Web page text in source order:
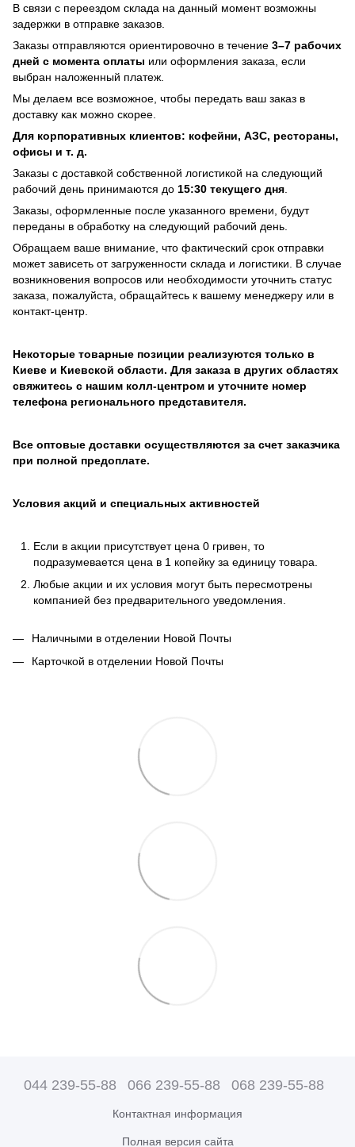
В связи с переездом склада на данный момент возможны
задержки в отправке заказов.
Заказы отправляются ориентировочно в течение 3–7 рабочих
дней с момента оплаты или оформления заказа, если
выбран наложенный платеж.
Мы делаем все возможное, чтобы передать ваш заказ в
доставку как можно скорее.
Для корпоративных клиентов: кофейни, АЗС, рестораны,
офисы и т. д.
Заказы с доставкой собственной логистикой на следующий
рабочий день принимаются до 15:30 текущего дня
Заказы, оформленные после указанного времени, будут
переданы в обработку на следующий рабочий день.
Обращаем ваше внимание, что фактический срок отправки
может зависеть от загруженности склада и логистики. В случае
возникновения вопросов или необходимости уточнить статус
заказа, пожалуйста, обращайтесь к вашему менеджеру или в
контакт-центр.
Некоторые товарные позиции реализуются только в
Киеве и Киевской области. Для заказа в других областях
свяжитесь с нашим колл-центром и уточните номер
телефона регионального представителя.
Все оптовые доставки осуществляются за счет заказчика
при полной предоплате.
Условия акций и специальных активностей
Если в акции присутствует цена 0 гривен, то
подразумевается цена в 1 копейку за единицу товара.
Любые акции и их условия могут быть пересмотрены
компанией без предварительного уведомления.
Наличными в отделении Новой Почты
Карточкой в отделении Новой Почты
044 239-55-88 066 239-55-88 068 239-55-88
Контактная информация
Полная версия сайта